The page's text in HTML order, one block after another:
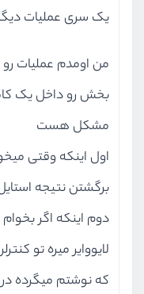
یک سری عملیات
من اومدم عملیات
بخش رو داخل یک
مشکل هست
اول اینکه وقتی
برگشتن نتیجه
دوم اینکه اگر
لایووایر میره تو
که نوشتم میگرده